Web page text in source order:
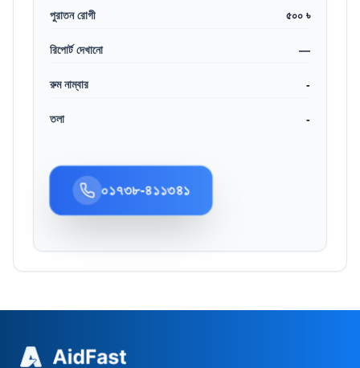
পুরাতন রোগী ৫০০ ৳
রিপোর্ট দেখানো —
রুম নাম্বার -
তলা -
০১৭৩৮-৪১১৩৪১